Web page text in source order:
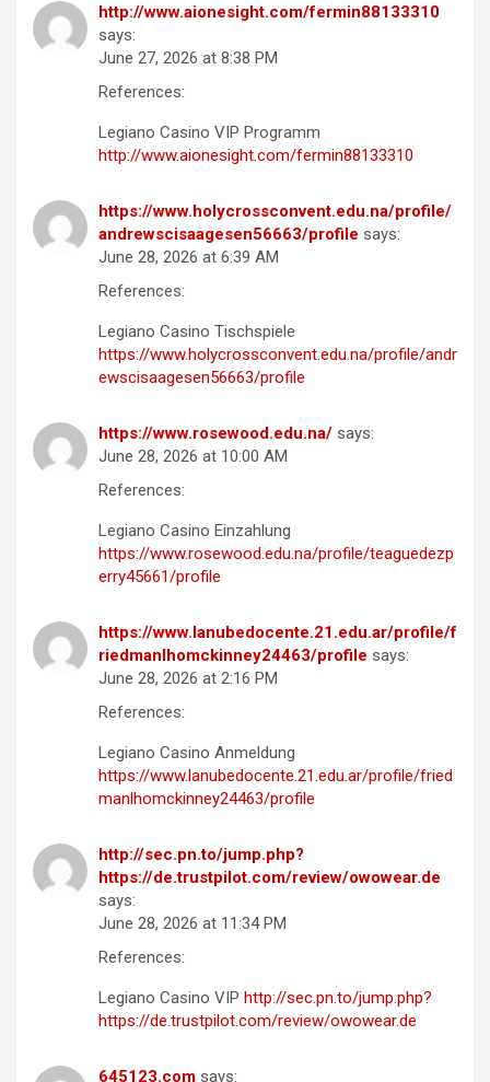
http://www.aionesight.com/fermin88133310
says:
June 27, 2026 at 8:38 PM
References:
Legiano Casino VIP Programm
http://www.aionesight.com/fermin88133310
https://www.holycrossconvent.edu.na/profile/
andrewscisaagesen56663/profile says:
June 28, 2026 at 6:39 AM
References:
Legiano Casino Tischspiele
https://www.holycrossconvent.edu.na/profile/andr
ewscisaagesen56663/profile
https://www.rosewood.edu.na/ says:
June 28, 2026 at 10:00 AM
References:
Legiano Casino Einzahlung
https://www.rosewood.edu.na/profile/teaguedezp
erry45661/profile
https://www.lanubedocente.21.edu.ar/profile/f
riedmanlhomckinney24463/profile says:
June 28, 2026 at 2:16 PM
References:
Legiano Casino Anmeldung
https://www.lanubedocente.21.edu.ar/profile/fried
manlhomckinney24463/profile
http://sec.pn.to/jump.php?
https://de.trustpilot.com/review/owowear.de
says:
June 28, 2026 at 11:34 PM
References:
Legiano Casino VIP http://sec.pn.to/jump.php?
https://de.trustpilot.com/review/owowear.de
645123.com says: